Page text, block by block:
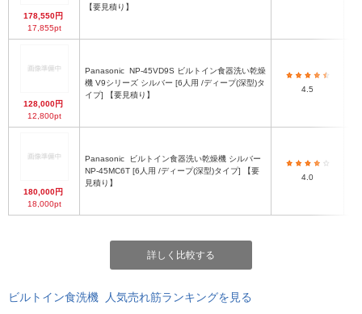
178,550円
17,855pt
【要見積り】
128,000円
12,800pt
Panasonic
機 V9シリーズ シルバー [6人用 /ディープ(深型)タ
イプ] 【要見積り】
4.5
180,000円
18,000pt
Panasonic
NP-45MC6T [6人用 /ディープ(深型)タイプ] 【要
見積り】
4.0
詳しく比較する
ビルトイン食洗機 人気売れ筋ランキングを見る